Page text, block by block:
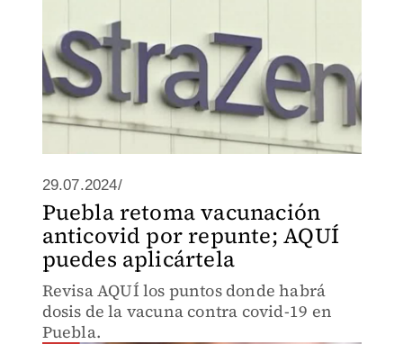
29.07.2024/
Puebla retoma vacunación
anticovid por repunte; AQUÍ
puedes aplicártela
Revisa AQUÍ los puntos donde habrá
dosis de la vacuna contra covid-19 en
Puebla.